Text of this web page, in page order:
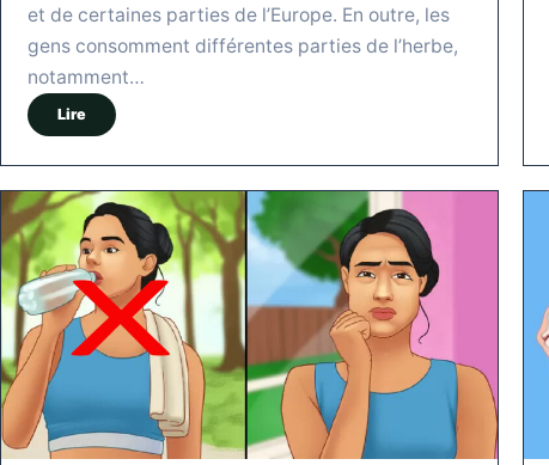
et de certaines parties de l’Europe. En outre, les
gens consomment différentes parties de l’herbe,
notamment…
Lire